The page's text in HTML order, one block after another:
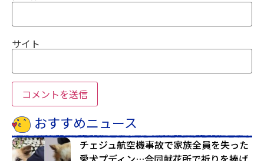
サイト
おすすめニュース
チェジュ航空機事故で家族全員を失った